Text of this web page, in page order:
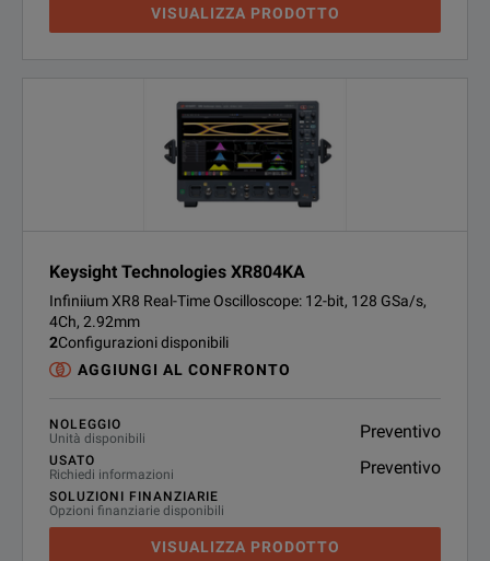
VISUALIZZA PRODOTTO
Keysight Technologies XR804KA
Infiniium XR8 Real-Time Oscilloscope: 12-bit, 128 GSa/s,
4Ch, 2.92mm
2Configurazioni disponibili
AGGIUNGI AL CONFRONTO
NOLEGGIO
Unità disponibili
Preventivo
USATO
Richiedi informazioni
Preventivo
SOLUZIONI FINANZIARIE
Opzioni finanziarie disponibili
VISUALIZZA PRODOTTO